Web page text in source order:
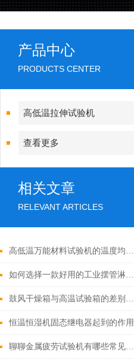
产品中心
PRODUCTS CENTER
高低温拉伸试验机
查看更多
相关文章
RELEVANT ARTICLES
高低温万能材料试验机的温度均匀性与哪些因素有关？
如何选择一款好用的工业摆管淋雨试验机？
鼓风干燥箱与高温试验箱的差别在哪里
恒温恒湿机固态继电器起到的作用
聊聊金属疲劳试验机有哪些常见故障？